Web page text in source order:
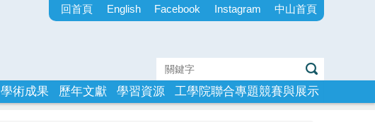
回首頁 English Facebook Instagram 中山首頁
工學院聯合專題競賽與展示
學習資源
歷年文獻
學術成果